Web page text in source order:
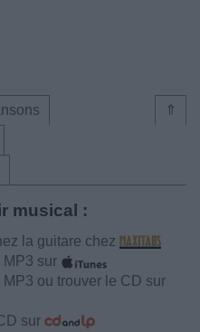
⇑
musical :
la guitare chez
sur
ou trouver le CD sur
sur